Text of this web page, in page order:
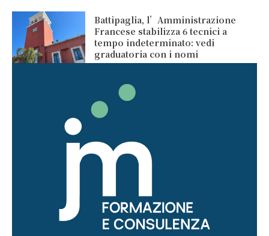
Battipaglia, l’Amministrazione
Francese stabilizza 6 tecnici a
tempo indeterminato: vedi
graduatoria con i nomi